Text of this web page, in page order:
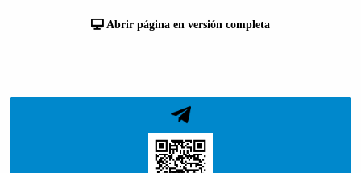
Abrir página en versión completa